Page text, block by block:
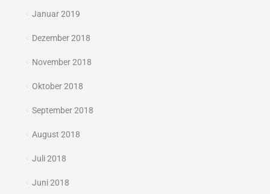
Januar 2019
Dezember 2018
November 2018
Oktober 2018
September 2018
August 2018
Juli 2018
Juni 2018